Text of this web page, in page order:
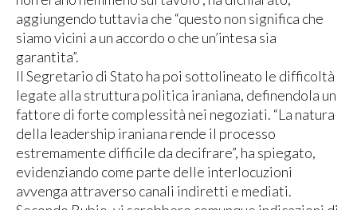
aggiungendo tuttavia che “questo non significa che
siamo vicini a un accordo o che un’intesa sia
garantita”.
Il Segretario di Stato ha poi sottolineato le difficoltà
legate alla struttura politica iraniana, definendola un
fattore di forte complessità nei negoziati. “La natura
della leadership iraniana rende il processo
estremamente difficile da decifrare”, ha spiegato,
evidenziando come parte delle interlocuzioni
avvenga attraverso canali indiretti e mediati.